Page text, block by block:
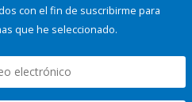
con el fin de suscribirme para
que he seleccionado.